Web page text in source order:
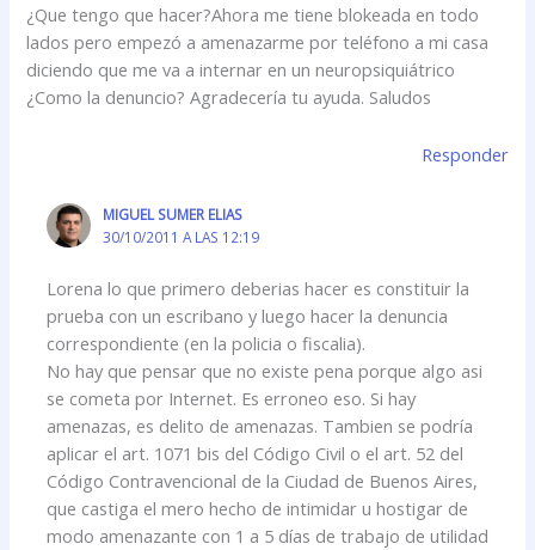
¿Que tengo que hacer?Ahora me tiene blokeada en todo
lados pero empezó a amenazarme por teléfono a mi casa
diciendo que me va a internar en un neuropsiquiátrico
¿Como la denuncio? Agradecería tu ayuda. Saludos
Responder
MIGUEL SUMER ELIAS
30/10/2011 A LAS 12:19
Lorena lo que primero deberias hacer es constituir la
prueba con un escribano y luego hacer la denuncia
correspondiente (en la policia o fiscalia).
No hay que pensar que no existe pena porque algo asi
se cometa por Internet. Es erroneo eso. Si hay
amenazas, es delito de amenazas. Tambien se podría
aplicar el art. 1071 bis del Código Civil o el art. 52 del
Código Contravencional de la Ciudad de Buenos Aires,
que castiga el mero hecho de intimidar u hostigar de
modo amenazante con 1 a 5 días de trabajo de utilidad